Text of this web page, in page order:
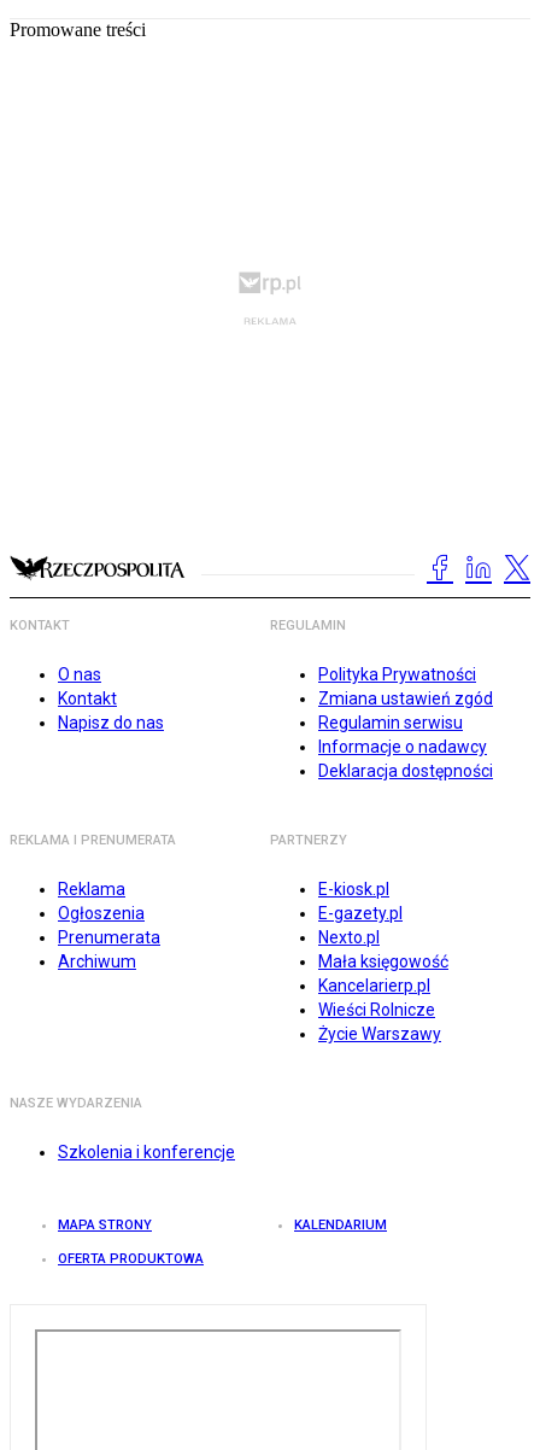
Promowane treści
KONTAKT
O nas
Kontakt
Napisz do nas
REGULAMIN
Polityka Prywatności
Zmiana ustawień zgód
Regulamin serwisu
Informacje o nadawcy
Deklaracja dostępności
REKLAMA I PRENUMERATA
Reklama
Ogłoszenia
Prenumerata
Archiwum
PARTNERZY
E-kiosk.pl
E-gazety.pl
Nexto.pl
Mała księgowość
Kancelarierp.pl
Wieści Rolnicze
Życie Warszawy
NASZE WYDARZENIA
Szkolenia i konferencje
MAPA STRONY KALENDARIUM
OFERTA PRODUKTOWA